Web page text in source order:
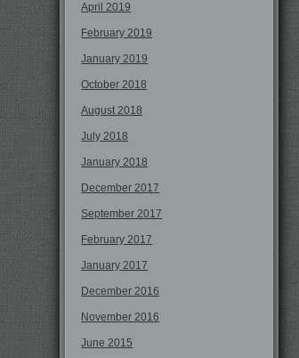
April 2019
February 2019
January 2019
October 2018
August 2018
July 2018
January 2018
December 2017
September 2017
February 2017
January 2017
December 2016
November 2016
June 2015